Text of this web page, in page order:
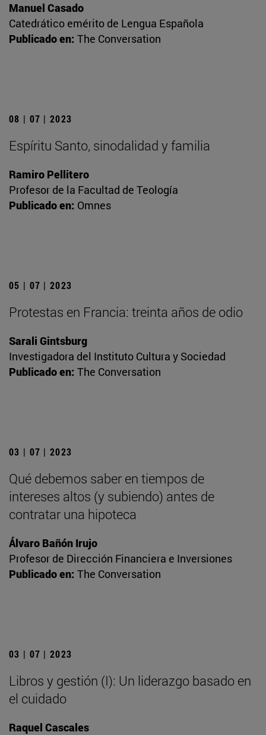
Manuel Casado
Catedrático emérito de Lengua Española
Publicado en: The Conversation
08 | 07 | 2023
Espíritu Santo, sinodalidad y familia
Ramiro Pellitero
Profesor de la Facultad de Teología
Publicado en: Omnes
05 | 07 | 2023
Protestas en Francia: treinta años de odio
Sarali Gintsburg
Investigadora del Instituto Cultura y Sociedad
Publicado en: The Conversation
03 | 07 | 2023
Qué debemos saber en tiempos de
intereses altos (y subiendo) antes de
contratar una hipoteca
Álvaro Bañón Irujo
Profesor de Dirección Financiera e Inversiones
Publicado en: The Conversation
03 | 07 | 2023
Libros y gestión (I): Un liderazgo basado en
el cuidado
Raquel Cascales